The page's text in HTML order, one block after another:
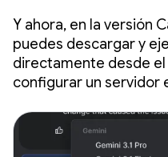
Y ahora, en la versión
puedes descargar y
directamente desde el
configurar un servidor